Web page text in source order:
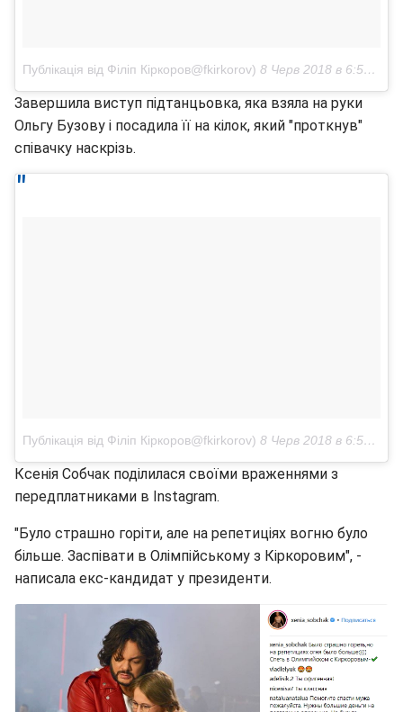
Публікація від Філіп Кіркоров@fkirkorov) 8 Черв 2018 в 6:53 PDT
Завершила виступ підтанцьовка, яка взяла на руки
Ольгу Бузову і посадила її на кілок, який "проткнув"
співачку наскрізь.
Публікація від Філіп Кіркоров@fkirkorov) 8 Черв 2018 в 6:57 PDT
Ксенія Собчак поділилася своїми враженнями з
передплатниками в Instagram.
"Було страшно горіти, але на репетиціях вогню було
більше. Заспівати в Олімпійському з Кіркоровим", -
написала екс-кандидат у президенти.